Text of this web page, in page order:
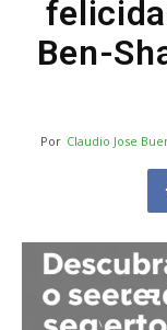
Ben-
Por Claudio Jose